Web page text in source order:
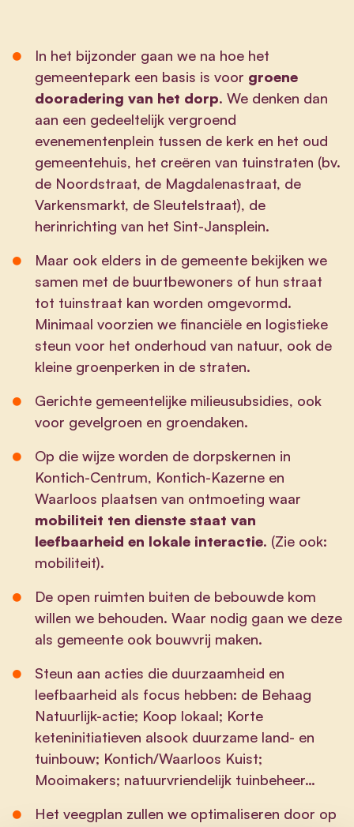
In het bijzonder gaan we na hoe het
gemeentepark een basis is voor groene
dooradering van het dorp. We denken dan
aan een gedeeltelijk vergroend
evenementenplein tussen de kerk en het oud
gemeentehuis, het creëren van tuinstraten (bv.
de Noordstraat, de Magdalenastraat, de
Varkensmarkt, de Sleutelstraat), de
herinrichting van het Sint-Jansplein.
Maar ook elders in de gemeente bekijken we
samen met de buurtbewoners of hun straat
tot tuinstraat kan worden omgevormd.
Minimaal voorzien we financiële en logistieke
steun voor het onderhoud van natuur, ook de
kleine groenperken in de straten.
Gerichte gemeentelijke milieusubsidies, ook
voor gevelgroen en groendaken.
Op die wijze worden de dorpskernen in
Kontich-Centrum, Kontich-Kazerne en
Waarloos plaatsen van ontmoeting waar
mobiliteit ten dienste staat van
leefbaarheid en lokale interactie. (Zie ook:
mobiliteit).
De open ruimten buiten de bebouwde kom
willen we behouden. Waar nodig gaan we deze
als gemeente ook bouwvrij maken.
Steun aan acties die duurzaamheid en
leefbaarheid als focus hebben: de Behaag
Natuurlijk-actie; Koop lokaal; Korte
keteninitiatieven alsook duurzame land- en
tuinbouw; Kontich/Waarloos Kuist;
Mooimakers; natuurvriendelijk tuinbeheer…
Het veegplan zullen we optimaliseren door op